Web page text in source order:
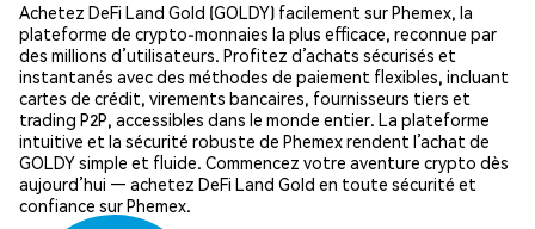
Achetez DeFi Land Gold (GOLDY) facilement sur Phemex, la
plateforme de crypto-monnaies la plus efficace, reconnue par
des millions d’utilisateurs. Profitez d’achats sécurisés et
instantanés avec des méthodes de paiement flexibles, incluant
cartes de crédit, virements bancaires, fournisseurs tiers et
trading P2P, accessibles dans le monde entier. La plateforme
intuitive et la sécurité robuste de Phemex rendent l’achat de
GOLDY simple et fluide. Commencez votre aventure crypto dès
aujourd’hui — achetez DeFi Land Gold en toute sécurité et
confiance sur Phemex.